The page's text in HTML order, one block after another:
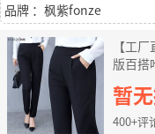
品牌 ：枫紫fonze
【工
版百搭
【厚款
暂
400+评